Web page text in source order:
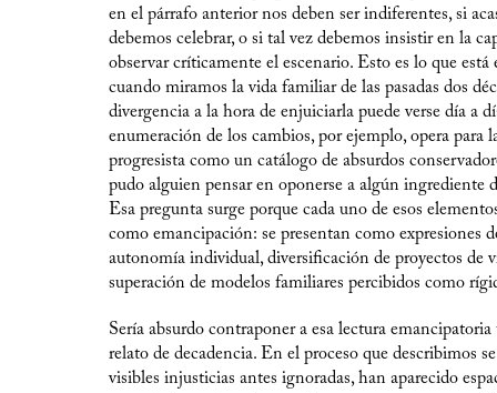
en el párrafo anterior nos deben ser indiferentes, si
debemos celebrar, o si tal vez debemos insistir en la
observar críticamente el escenario. Esto es lo que está
cuando miramos la vida familiar de las pasadas dos
divergencia a la hora de enjuiciarla puede verse día a
enumeración de los cambios, por ejemplo, opera para
progresista como un catálogo de absurdos
pudo alguien pensar en oponerse a algún ingrediente
Esa pregunta surge porque cada uno de esos
como emancipación: se presentan como expresiones
autonomía individual, diversificación de proyectos de
superación de modelos familiares percibidos como
Sería absurdo contraponer a esa lectura
relato de decadencia. En el proceso que describimos
visibles injusticias antes ignoradas, han aparecido